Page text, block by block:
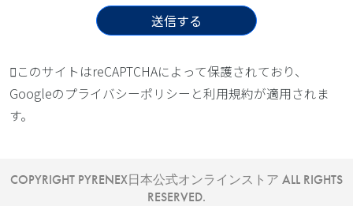
このサイトはreCAPTCHAによって保護されており、
Googleのプライバシーポリシー と利用規約が適用されま
す。
COPYRIGHT PYRENEX日本公式オンラインストア ALL RIGHTS
RESERVED.